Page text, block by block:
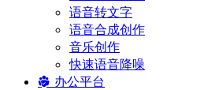
语音转文字
语音合成创作
音乐创作
快速语音降噪
办公平台